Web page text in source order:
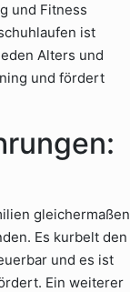
und Fitness
ist
Alters und
und fördert
gleichermaßen
Es kurbelt den
und es ist
Ein weiterer